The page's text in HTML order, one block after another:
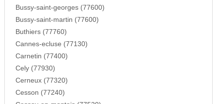
Bussy-saint-georges (77600)
Bussy-saint-martin (77600)
Buthiers (77760)
Cannes-ecluse (77130)
Carnetin (77400)
Cely (77930)
Cerneux (77320)
Cesson (77240)